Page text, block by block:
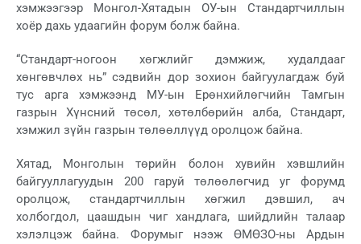
хэмжээгээр Монгол-Хятадын ОУ-ын Стандартчиллын
хоёр дахь удаагийн форум болж байна.
“Стандарт-ногоон хөгжлийг дэмжиж, худалдааг
хөнгөвчлөх нь” сэдвийн дор зохион байгуулагдаж буй
тус арга хэмжээнд МУ-ын Ерөнхийлөгчийн Тамгын
газрын Хүнсний төсөл, хөтөлбөрийн алба, Стандарт,
хэмжил зүйн газрын төлөөллүүд оролцож байна.
Хятад, Монголын төрийн болон хувийн хэвшлийн
байгууллагуудын 200 гаруй төлөөлөгчид уг форумд
оролцож, стандартчиллын хөгжил дэвшил, ач
холбогдол, цаашдын чиг хандлага, шийдлийн талаар
хэлэлцэж байна. Форумыг нээж ӨМӨЗО-ны Ардын